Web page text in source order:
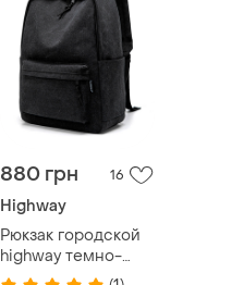
880 грн 16
Highway
Рюкзак городской
highway темно-
серый